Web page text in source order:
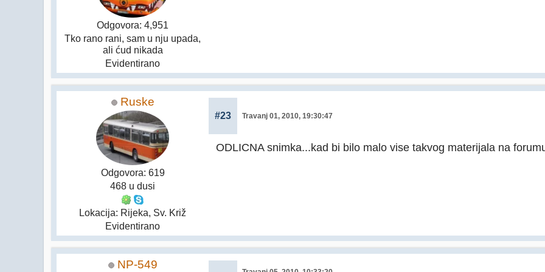
Odgovora: 4,951
Tko rano rani, sam u nju upada,
ali ćud nikada
Evidentirano
Ruske
Odgovora: 619
468 u dusi
Lokacija: Rijeka, Sv. Križ
Evidentirano
#23 Travanj 01, 2010, 19:30:47
ODLICNA snimka...kad bi bilo malo vise takvog materijala na
NP-549